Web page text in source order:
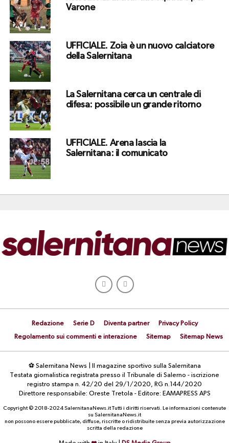
Varone
UFFICIALE. Zoia è un nuovo calciatore
della Salernitana
La Salernitana cerca un centrale di
difesa: possibile un grande ritorno
UFFICIALE. Arena lascia la
Salernitana: il comunicato
Redazione Serie D Diventa partner
Privacy Policy
Regolamento sui commenti e interazione
Sitemap Sitemap News
⚽ Salernitana News | Il magazine sportivo sulla Salernitana
Testata giornalistica registrata presso il Tribunale di Salerno - iscrizione
registro stampa n. 42/20 del 29/1/2020, RG n.144/2020
Direttore responsabile: Oreste Tretola - Editore: EAMAPRESS APS
Copyright © 2018-2024 SalernitanaNews.it Tutti i diritti riservati. Le informazioni contenute
su SalernitanaNews.it
non possono essere pubblicate, diffuse, riscritte o ridistribuite senza previa autorizzazione
scritta della redazione